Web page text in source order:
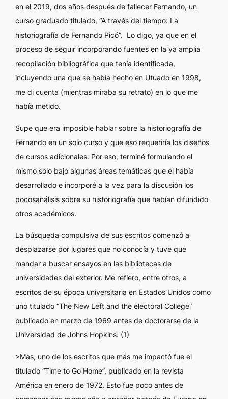
en el 2019, dos años después de fallecer Fernando, un
curso graduado titulado, “A través del tiempo: La
historiografía de Fernando Picó”. Lo digo, ya que en el
proceso de seguir incorporando fuentes en la ya amplia
recopilación bibliográfica que tenía identificada,
incluyendo una que se había hecho en Utuado en 1998,
me di cuenta (mientras miraba su retrato) en lo que me
había metido.
Supe que era imposible hablar sobre la historiografía de
Fernando en un solo curso y que eso requeriría los diseños
de cursos adicionales. Por eso, terminé formulando el
mismo solo bajo algunas áreas temáticas que él había
desarrollado e incorporé a la vez para la discusión los
pocosanálisis sobre su historiografía que habían difundido
otros académicos.
La búsqueda compulsiva de sus escritos comenzó a
desplazarse por lugares que no conocía y tuve que
mandar a buscar ensayos en las bibliotecas de
universidades del exterior. Me refiero, entre otros, a
escritos de su época universitaria en Estados Unidos como
uno titulado “The New Left and the electoral College”
publicado en marzo de 1969 antes de doctorarse de la
Universidad de Johns Hopkins. (1)
>Mas, uno de los escritos que más me impactó fue el
titulado “Time to Go Home”, publicado en la revista
América en enero de 1972. Esto fue poco antes de